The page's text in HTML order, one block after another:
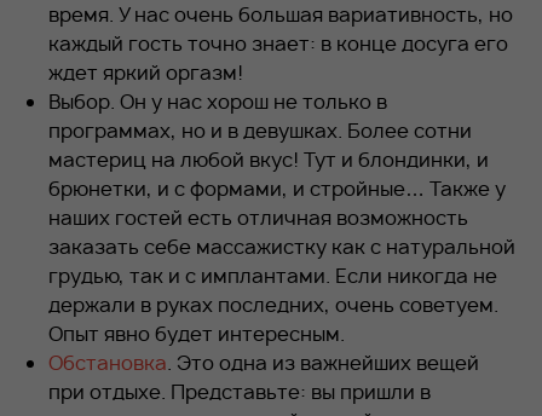
время. У нас очень большая вариативность, но
каждый гость точно знает: в конце досуга его
ждет яркий оргазм!
Выбор. Он у нас хорош не только в
программах, но и в девушках. Более сотни
мастериц на любой вкус! Тут и блондинки, и
брюнетки, и с формами, и стройные… Также у
наших гостей есть отличная возможность
заказать себе массажистку как с натуральной
грудью, так и с имплантами. Если никогда не
держали в руках последних, очень советуем.
Опыт явно будет интересным.
Обстановка. Это одна из важнейших вещей
при отдыхе. Представьте: вы пришли в